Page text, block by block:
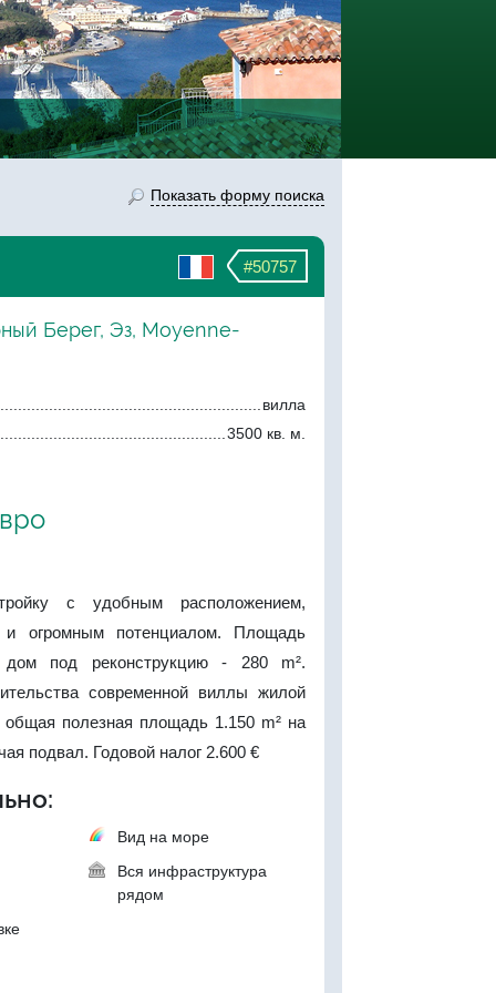
Показать форму поиска
#50757
Берег, Эз, Moyenne-
вилла
3500 кв. м.
с удобным расположением,
огромным потенциалом. Площадь
под реконструкцию - 280 m².
современной виллы жилой
полезная площадь 1.150 m² на
подвал. Годовой налог 2.600 €
Вид на море
Вся инфраструктура
рядом